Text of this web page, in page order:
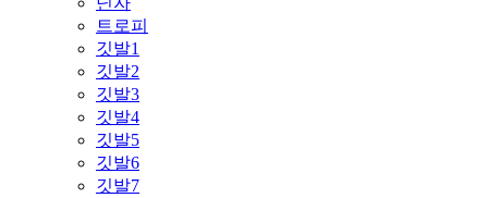
트로피
깃발1
깃발2
깃발3
깃발4
깃발5
깃발6
깃발7